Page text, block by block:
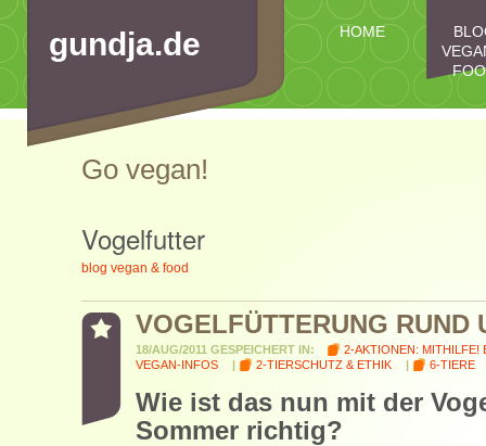
HOME
gundja.de
Go vegan!
Vogelfutter
blog vegan & food
VOGELFÜTTERUNG RUND
18/AUG/2011 GESPEICHERT IN:
2-AKTIONEN: MITHILFE!
VEGAN-INFOS
| 2-TIERSCHUTZ & ETHIK | 6-TIERE
Wie ist das nun mit der
Sommer richtig?